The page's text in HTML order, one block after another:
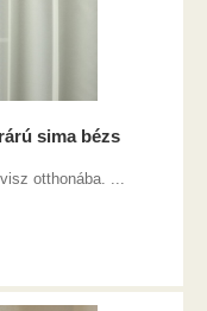
sima bézs
otthonába. ...